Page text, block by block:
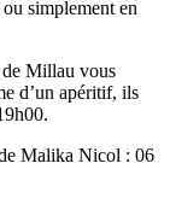
simplement en
de Millau vous
d’un apéritif, ils
Malika Nicol : 06